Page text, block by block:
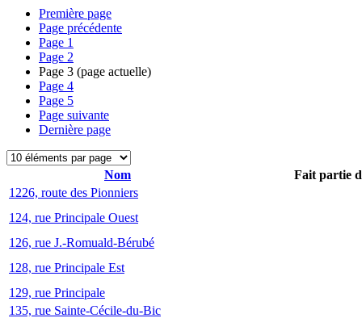
Première page
Page précédente
Page 1
Page 2
Page 3 (page actuelle)
Page 4
Page 5
Page suivante
Dernière page
Nom
Fait partie
1226, route des Pionniers
124, rue Principale Ouest
126, rue J.-Romuald-Bérubé
128, rue Principale Est
129, rue Principale
135, rue Sainte-Cécile-du-Bic